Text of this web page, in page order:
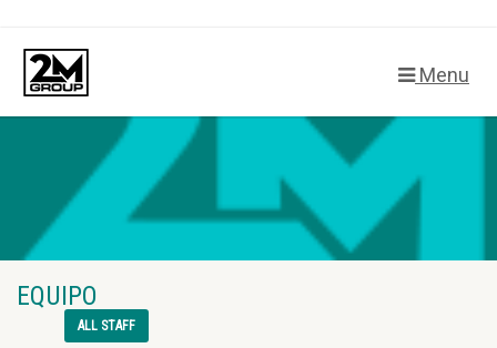
Menu
EQUIPO
ALL STAFF